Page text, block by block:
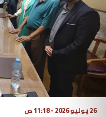
26 يوليو 2026 - 11:18 ص